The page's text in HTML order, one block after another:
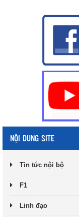
NỘI DUNG SITE
Tin tức nội bộ
F1
Linh đạo